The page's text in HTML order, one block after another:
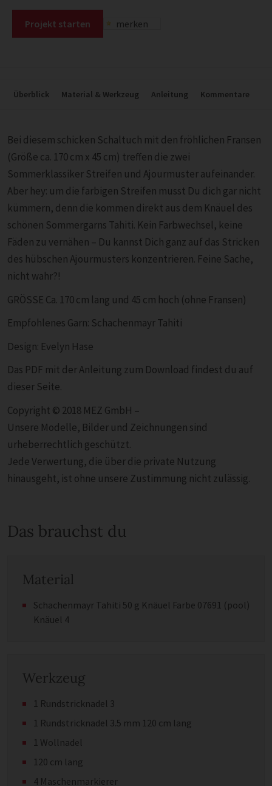
Projekt starten merken
Überblick Material & Werkzeug Anleitung Kommentare
Bei diesem schicken Schaltuch mit den fröhlichen Fransen
(Größe ca. 170 cm x 45 cm) treffen die zwei
Sommerklassiker Streifen und Ajourmuster aufeinander.
Aber hey: um die farbigen Streifen musst Du dich gar nicht
kümmern, denn die kommen direkt aus dem Knäuel des
schönen Sommergarns Tahiti. Kein Farbwechsel, keine
Fäden zu vernähen – Du kannst Dich ganz auf das Stricken
des hübschen Ajourmusters konzentrieren. Feine Sache,
nicht wahr?!
GRÖSSE Ca. 170 cm lang und 45 cm hoch (ohne Fransen)
Empfohlenes Garn: Schachenmayr Tahiti
Design: Evelyn Hase
Das PDF mit der Anleitung zum Download findest du auf
dieser Seite.
Copyright © 2018 MEZ GmbH –
Unsere Modelle, Bilder und Zeichnungen sind
urheberrechtlich geschützt.
Jede Verwertung, die über die private Nutzung
hinausgeht, ist ohne unsere Zustimmung nicht zulässig.
Das brauchst du
Material
Schachenmayr Tahiti 50 g Knäuel Farbe 07691 (pool)
Knäuel 4
Werkzeug
1 Rundstricknadel 3
1 Rundstricknadel 3.5 mm 120 cm lang
1 Wollnadel
120 cm lang
4 Maschenmarkierer